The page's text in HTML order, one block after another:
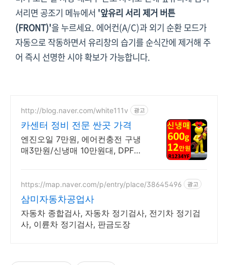
서리면 공조기 메뉴에서 '앞유리 서리 제거 버튼
(FRONT)'을 누르세요. 에어컨(A/C)과 외기 순환 모드가
자동으로 작동하면서 유리창의 습기를 순식간에 제거해 주
어 즉시 선명한 시야 확보가 가능합니다.
http://blog.naver.com/white111v 광고
카센터 정비 전문 싼곳 가격
엔진오일 7만원, 에어컨충전 구냉
매3만원/신냉매 10만원대, DPF클
원대, DPF클리닝 20만원
https://map.naver.com/p/entry/place/38645496 광고
삼미자동차공업사
자동차 종합검사, 자동차 정기검사, 전기차 정기검
사, 이륜차 정기검사, 판금도장